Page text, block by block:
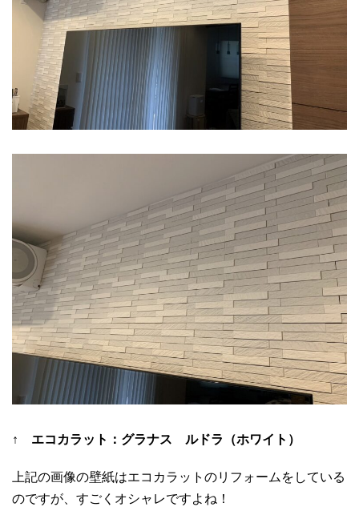
↑ エコカラット：グラナス ルドラ（ホワイト）
上記の画像の壁紙はエコカラットのリフォームをしている
のですが、すごくオシャレですよね！